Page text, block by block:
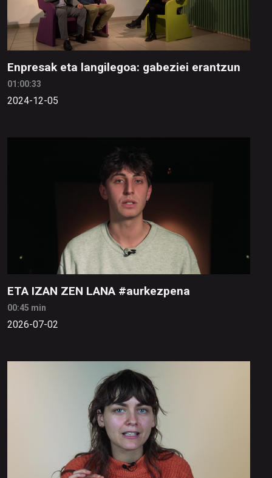
Enpresak eta langilegoa: gabeziei erantzun
01:00:33
2024-12-05
ETA IZAN ZEN LANA #aurkezpena
00:45 min
2026-07-02